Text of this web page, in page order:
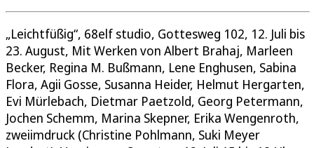
„Leichtfüßig“, 68elf studio, Gottesweg 102, 12. Juli bis
23. August, Mit Werken von Albert Brahaj, Marleen
Becker, Regina M. Bußmann, Lene Enghusen, Sabina
Flora, Agii Gosse, Susanna Heider, Helmut Hergarten,
Evi Mürlebach, Dietmar Paetzold, Georg Petermann,
Jochen Schemm, Marina Skepner, Erika Wengenroth,
zweiimdruck (Christine Pohlmann, Suki Meyer